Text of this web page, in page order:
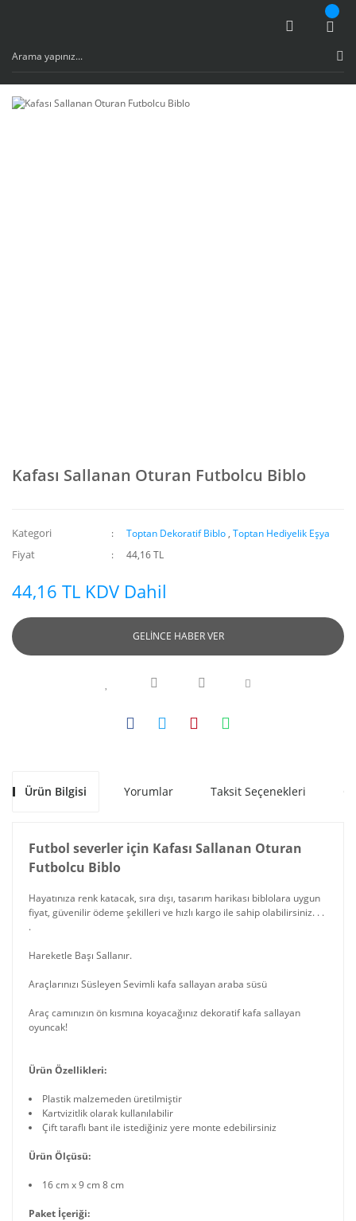
Kafası Sallanan Oturan Futbolcu Biblo
Kategori Toptan Dekoratif Biblo ,Toptan Hediyelik Eşya
Fiyat 44,16 TL
44,16 TL KDV Dahil
GELİNCE HABER VER
Ürün Bilgisi Yorumlar Taksit Seçenekleri
Futbol severler için Kafası Sallanan Oturan
Futbolcu Biblo
Hayatınıza renk katacak, sıra dışı, tasarım harikası biblolara uygun
fiyat, güvenilir ödeme şekilleri ve hızlı kargo ile sahip olabilirsiniz. . .
.
Hareketle Başı Sallanır.
Araçlarınızı Süsleyen Sevimli kafa sallayan araba süsü
Araç camınızın ön kısmına koyacağınız dekoratif kafa sallayan
oyuncak!
Ürün Özellikleri:
Plastik malzemeden üretilmiştir
Kartvizitlik olarak kullanılabilir
Çift taraflı bant ile istediğiniz yere monte edebilirsiniz
Ürün Ölçüsü:
16 cm x 9 cm 8 cm
Paket İçeriği: